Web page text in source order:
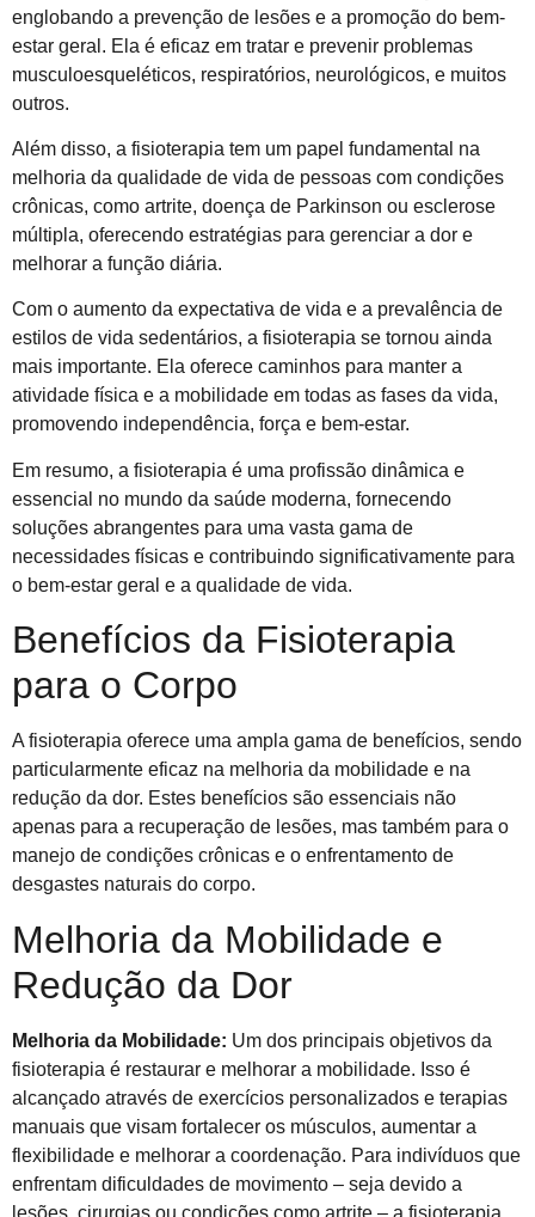
englobando a prevenção de lesões e a promoção do bem-
estar geral. Ela é eficaz em tratar e prevenir problemas
musculoesqueléticos, respiratórios, neurológicos, e muitos
outros.
Além disso, a fisioterapia tem um papel fundamental na
melhoria da qualidade de vida de pessoas com condições
crônicas, como artrite, doença de Parkinson ou esclerose
múltipla, oferecendo estratégias para gerenciar a dor e
melhorar a função diária.
Com o aumento da expectativa de vida e a prevalência de
estilos de vida sedentários, a fisioterapia se tornou ainda
mais importante. Ela oferece caminhos para manter a
atividade física e a mobilidade em todas as fases da vida,
promovendo independência, força e bem-estar.
Em resumo, a fisioterapia é uma profissão dinâmica e
essencial no mundo da saúde moderna, fornecendo
soluções abrangentes para uma vasta gama de
necessidades físicas e contribuindo significativamente para
o bem-estar geral e a qualidade de vida.
Benefícios da Fisioterapia
para o Corpo
A fisioterapia oferece uma ampla gama de benefícios, sendo
particularmente eficaz na melhoria da mobilidade e na
redução da dor. Estes benefícios são essenciais não
apenas para a recuperação de lesões, mas também para o
manejo de condições crônicas e o enfrentamento de
desgastes naturais do corpo.
Melhoria da Mobilidade e
Redução da Dor
Melhoria da Mobilidade: Um dos principais objetivos da
fisioterapia é restaurar e melhorar a mobilidade. Isso é
alcançado através de exercícios personalizados e terapias
manuais que visam fortalecer os músculos, aumentar a
flexibilidade e melhorar a coordenação. Para indivíduos que
enfrentam dificuldades de movimento – seja devido a
lesões, cirurgias ou condições como artrite – a fisioterapia